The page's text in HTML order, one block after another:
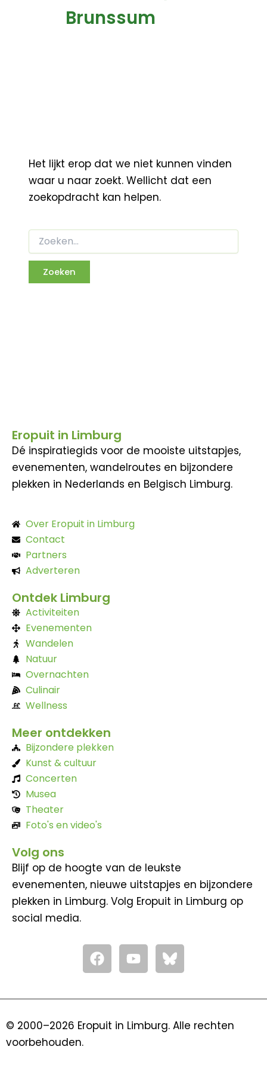
Brunssum
Het lijkt erop dat we niet kunnen vinden
waar u naar zoekt. Wellicht dat een
zoekopdracht kan helpen.
Eropuit in Limburg
Dé inspiratiegids voor de mooiste uitstapjes,
evenementen, wandelroutes en bijzondere
plekken in Nederlands en Belgisch Limburg.
Over Eropuit in Limburg
Contact
Partners
Adverteren
Ontdek Limburg
Activiteiten
Evenementen
Wandelen
Natuur
Overnachten
Culinair
Wellness
Meer ontdekken
Bijzondere plekken
Kunst & cultuur
Concerten
Musea
Theater
Foto's en video's
Volg ons
Blijf op de hoogte van de leukste
evenementen, nieuwe uitstapjes en bijzondere
plekken in Limburg. Volg Eropuit in Limburg op
social media.
F
a
c
o
Y
o
u
b
© 2000–2026 Eropuit in Limburg. Alle rechten
voorbehouden.